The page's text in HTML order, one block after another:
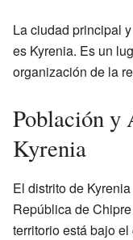
La ciudad principal
es Kyrenia. Es un
organización de la
Población y
Kyrenia
El distrito de
República de
territorio está bajo